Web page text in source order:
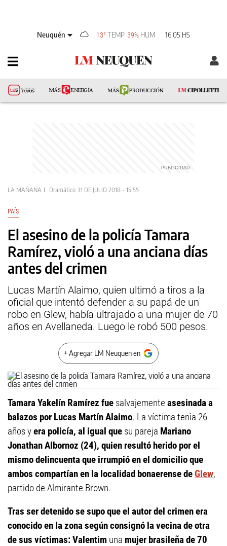
Neuquén 13° TEMP 39% HUM 16:05 HS
LA MAÑANA Dramático 31 DE JULIO 2018 - 15:55
PAÍS
El asesino de la policía Tamara
Ramírez, violó a una anciana días
antes del crimen
Lucas Martín Alaimo, quien ultimó a tiros a la
oficial que intentó defender a su papá de un
robo en Glew, había ultrajado a una mujer de 70
años en Avellaneda. Luego le robó 500 pesos.
+ Agregar LM Neuquen en
Tamara Yakelín Ramírez fue salvajemente asesinada a
balazos por Lucas Martín Alaimo. La víctima tenìa 26
años yera policía, al igual que su pareja Mariano
Jonathan Albornoz (24), quien resultó herido por el
mismo delincuenta que irrumpió en el domicilio que
ambos compartían en la localidad bonaerense deGlew,
partido de Almirante Brown.
Tras ser detenido se supo que el autor del crimen era
conocido en la zona según consignó la vecina de otra
de sus víctimas: Valentim una mujer brasileña de 70